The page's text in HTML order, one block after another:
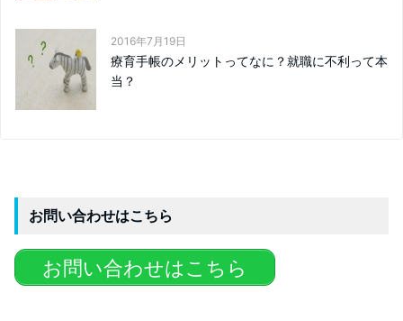
2016年7月19日
療育手帳のメリットってなに？就職に不利って本
当？
お問い合わせはこちら
お問い合わせはこちら